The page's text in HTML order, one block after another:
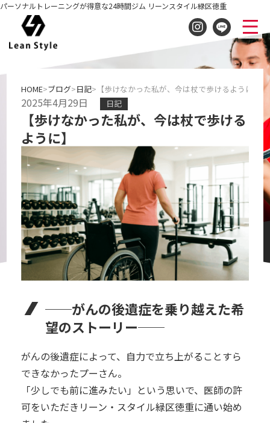
パーソナルトレーニングが得意な24時間ジム リーンスタイル緑区徳重
HOME ブログ 日記 【歩けなかった私が、今は杖で歩けるように】
2025年4月29日 日記
【歩けなかった私が、今は杖で歩ける
ように】
──がんの後遺症を乗り越えた希
望のストーリー──
がんの後遺症によって、自力で立ち上がることすら
できなかったプーさん。
「少しでも前に進みたい」という思いで、医師の許
可をいただきリーン・スタイル緑区徳重に通い始め